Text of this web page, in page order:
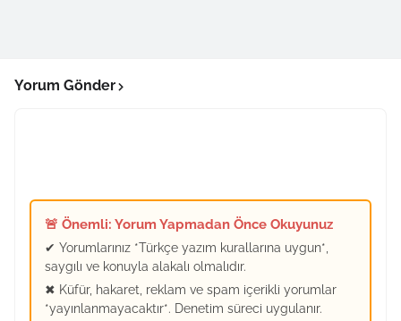
Yorum Gönder
🚨 Önemli: Yorum Yapmadan Önce Okuyunuz
✔ Yorumlarınız *Türkçe yazım kurallarına uygun*,
saygılı ve konuyla alakalı olmalıdır.
✖ Küfür, hakaret, reklam ve spam içerikli yorumlar
*yayınlanmayacaktır*. Denetim süreci uygulanır.